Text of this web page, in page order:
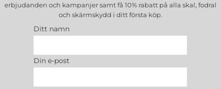
erbjudanden och kampanjer samt få 10% rabatt på alla skal, fodral
och skärmskydd i ditt första köp.
Ditt namn
Din e-post